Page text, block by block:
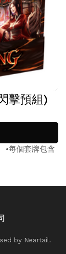
擊預組)
•每個套牌包含
by Neartail.